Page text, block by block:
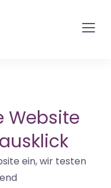
Website
ein, wir testen